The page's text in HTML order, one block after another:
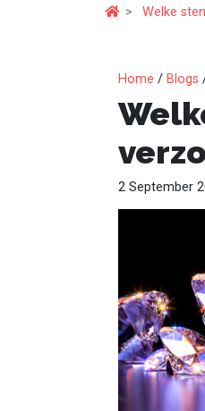
Welke
Home / Blogs
2 September